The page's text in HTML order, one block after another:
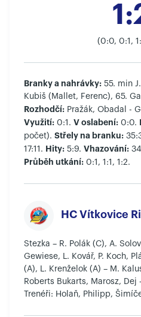
(0:0, 0:1,
Branky a nahrávky: 55. min
Kubiš (Mallet, Ferenc), 65.
Rozhodčí: Pražák, Obadal -
Využití: 0:1. V oslabení: 0:0.
počet). Střely na branku:
17:11. Hity: 5:9. Vhazování:
Průběh utkání: 0:1, 1:1, 1:2.
HC Vítkovice
Stezka – R. Polák (C), A.
Gewiese, L. Kovář, P. Koch,
(A), L. Krenželok (A) – M.
Roberts Bukarts, Marosz,
Trenéři: Holaň, Philipp,